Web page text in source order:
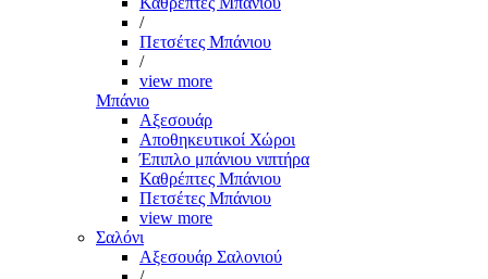
/
Πετσέτες Μπάνιου
/
view more
Μπάνιο
Αξεσουάρ
Αποθηκευτικοί Χώροι
Έπιπλο μπάνιου νιπτήρα
Καθρέπτες Μπάνιου
Πετσέτες Μπάνιου
view more
Σαλόνι
Αξεσουάρ Σαλονιού